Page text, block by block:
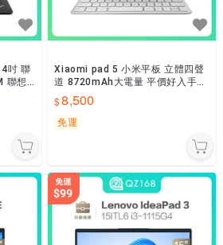
吋 聯
Xiaomi pad 5 小米平板 立體四聲
道 8720mAh大電量 平價好入手
電力超持久 輕巧實用 二手平板
8,500
免運